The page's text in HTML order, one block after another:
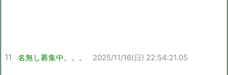
11 名無し募集中。。。 2025/11/16(日) 22:54:21.05